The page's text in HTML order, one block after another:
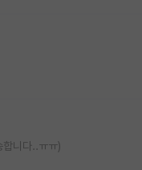
니다..ㅠㅠ)